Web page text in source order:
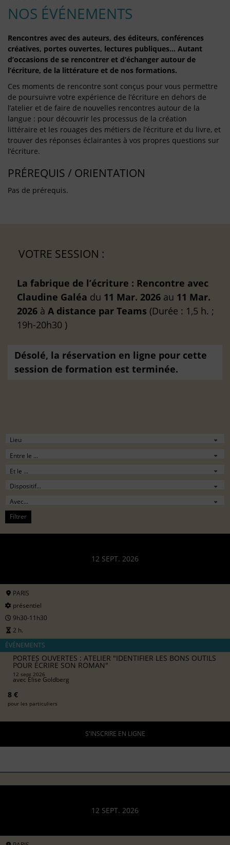
NOS ÉVÉNEMENTS
Rencontres avec des auteurs, des éditeurs, conférences
créatives, portes ouvertes, lectures publiques… Autant
d’occasions de se rencontrer et d’échanger autour de
l’écriture, de la littérature et de nos formations.
Ces moments de rencontre sont conçus pour vous permettre
de poursuivre votre expérience de l’écriture en dehors de
l’atelier et de faire de nouvelles rencontres autour de la
langue : pour découvrir les processus de la création
littéraire et les rouages des métiers de l’écriture et du livre, et
trouver des réponses éclairantes à vos propres questions sur
l’écriture.
PRÉREQUIS / ORIENTATION
Pas de prérequis.
VOTRE SESSION :
La fabrique de l’écriture : Rencontre avec
Claudine Galéa du 11 Mar. 2026 au 11 Mar.
2026 à A distance par Teams (Durée : 1,5 h. ;
19h-20h30 )
Désolé, la réservation en ligne pour cette
session de formation est terminée.
Filtrer
12 SEPT. 2026
PARIS
présentiel
9h30-11h30
2 h.
ÉVÉNEMENTS
PORTES OUVERTES : ATELIER "IDENTIFIER LES BONS OUTILS
POUR ÉCRIRE SON ROMAN"
12 sept 2026
avecÉlise Goldberg
8 €
pour les particuliers
S'INSCRIRE EN LIGNE
12 SEPT. 2026